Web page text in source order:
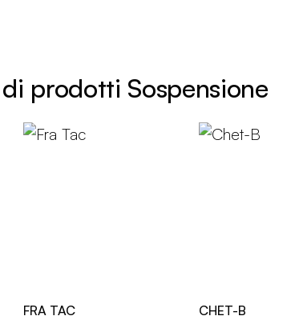
prodotti Sospensione
FRA TAC
CHET-B